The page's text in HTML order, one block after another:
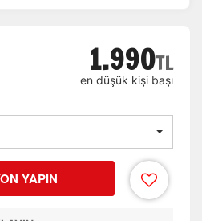
uygun reklamlar göstermek için
görmeye devam
alakalı olabilirler.
Kaydet
1.990TL
en düşük kişi başı
YAPIN